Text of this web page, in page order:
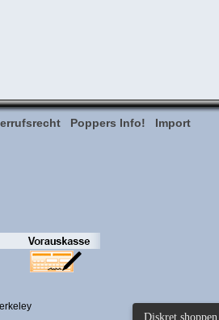
Poppers Info! Import
Diskret